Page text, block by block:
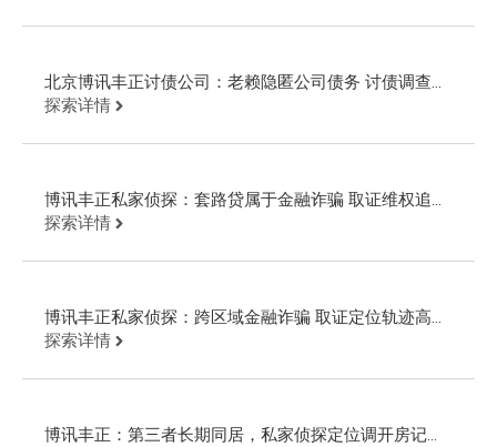
北京博讯丰正讨债公司：老赖隐匿公司债务 讨债调查起
诉回款
探索详情
博讯丰正私家侦探：套路贷属于金融诈骗 取证维权追回
欠款
探索详情
博讯丰正私家侦探：跨区域金融诈骗 取证定位轨迹高效
追回欠款
探索详情
博讯丰正：第三者长期同居，私家侦探定位调开房记录